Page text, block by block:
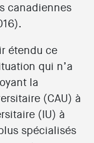
canadiennes
étendu ce
qui n’a
la
(CAU) à
(IU) à
spécialisés